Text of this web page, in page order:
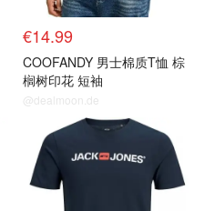
€14.99
COOFANDY 男士棉质T恤 棕
榈树印花 短袖
@dealmoon.de